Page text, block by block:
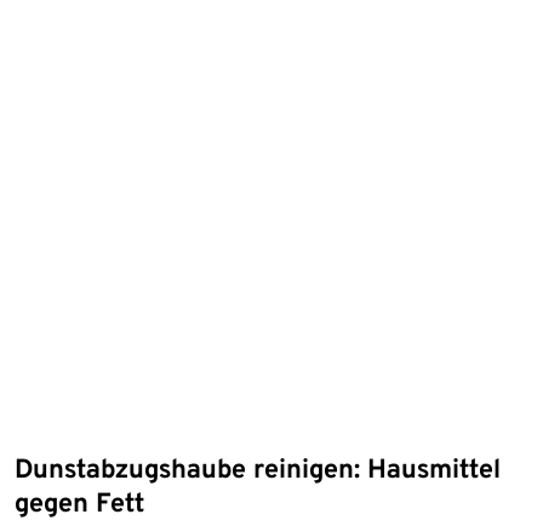
Dunstabzugshaube reinigen: Hausmittel
gegen Fett